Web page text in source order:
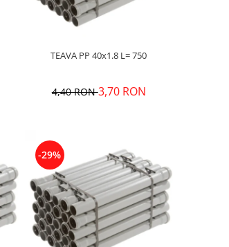
TEAVA PP 40x1.8 L= 750
4,40 RON3,70 RON
-29%